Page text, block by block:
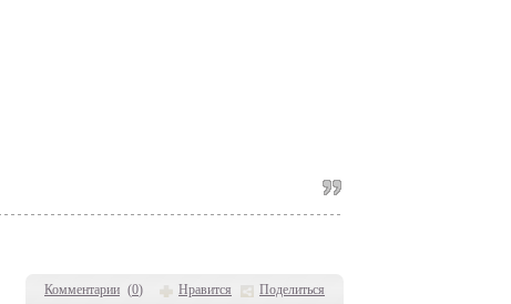
Комментарии (0) Нравится Поделиться